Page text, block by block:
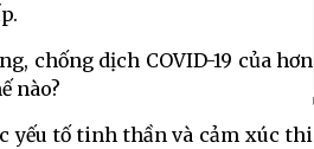
chống dịch COVID-19 của hơn
nào?
yếu tố tinh thần và cảm xúc thi